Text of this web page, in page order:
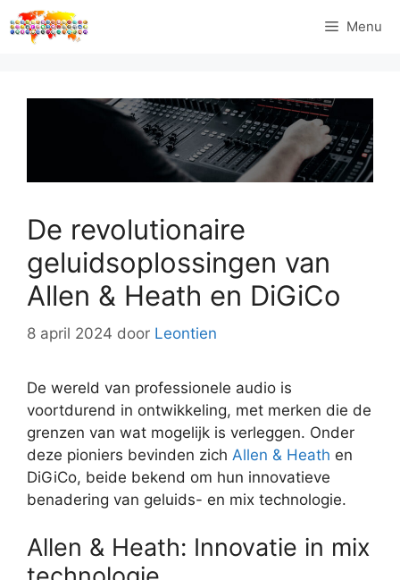
Ga
naar
Menu
De revolutionaire
geluidsoplossingen van
Allen & Heath en DiGiCo
8 april 2024 door Leontien
De wereld van professionele audio is
voortdurend in ontwikkeling, met merken die de
grenzen van wat mogelijk is verleggen. Onder
deze pioniers bevinden zich Allen & Heath en
DiGiCo, beide bekend om hun innovatieve
benadering van geluids- en mix technologie.
Allen & Heath: Innovatie in mix